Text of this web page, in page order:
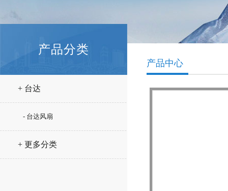
产品分类
+ 台达
- 台达风扇
+ 更多分类
产品中心